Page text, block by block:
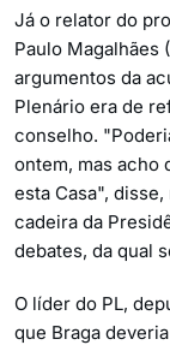
Já o relator do
Paulo Magalhães
argumentos da
Plenário era de
conselho.
ontem, mas acho
esta Casa",
cadeira da
debates, da qual
O líder do PL,
que Braga